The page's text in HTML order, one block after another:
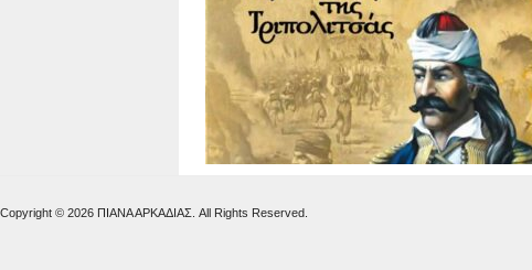
Copyright © 2026 ΠΙΑΝΑ ΑΡΚΑΔΙΑΣ. All Rights Reserved.